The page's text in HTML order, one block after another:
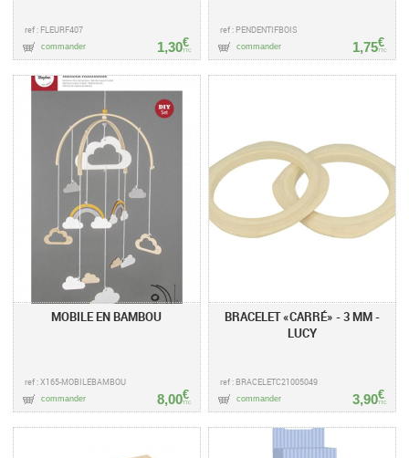
ref : FLEURF407
1,30€
TTC
commander
ref : PENDENTIFBOIS
1,75€
TTC
commander
MOBILE EN BAMBOU
ref : X165-MOBILEBAMBOU
8,00€
TTC
commander
BRACELET «CARRÉ» - 3 MM -
LUCY
ref : BRACELETC21005049
3,90€
TTC
commander